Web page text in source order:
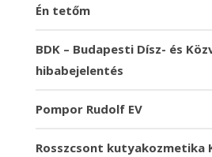
Én tetőm
BDK – Budapesti Dísz- és
hibabejelentés
Pompor Rudolf EV
Rosszcsont kutyakozmetika